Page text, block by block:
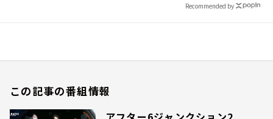
Recommended by
この記事の番組情報